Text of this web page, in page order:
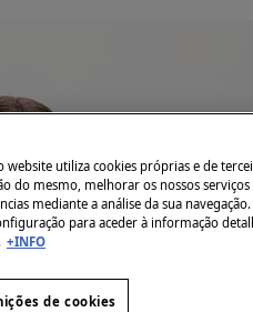
website utiliza cookies próprias e de
do mesmo, melhorar os nossos
mediante a análise da sua
para aceder à informação
+INFO
de cookies